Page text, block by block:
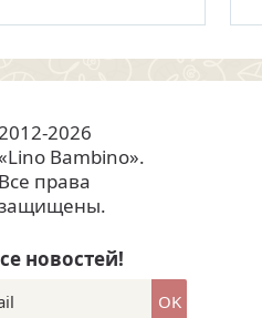
2026
Bambino».
Все права
новостей!
OK